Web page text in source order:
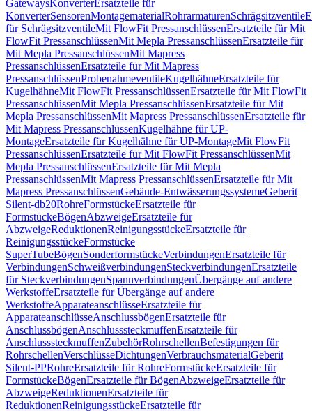
GatewaysKonverterErsatzteile für
KonverterSensorenMontagematerialRohrarmaturenSchrägsitzventile
für SchrägsitzventileMit FlowFit PressanschlüssenErsatzteile für Mit
FlowFit PressanschlüssenMit Mepla PressanschlüssenErsatzteile für
Mit Mepla PressanschlüssenMit Mapress
PressanschlüssenErsatzteile für Mit Mapress
PressanschlüssenProbenahmeventileKugelhähneErsatzteile für
KugelhähneMit FlowFit PressanschlüssenErsatzteile für Mit FlowFit
PressanschlüssenMit Mepla PressanschlüssenErsatzteile für Mit
Mepla PressanschlüssenMit Mapress PressanschlüssenErsatzteile für
Mit Mapress PressanschlüssenKugelhähne für UP-
MontageErsatzteile für Kugelhähne für UP-MontageMit FlowFit
PressanschlüssenErsatzteile für Mit FlowFit PressanschlüssenMit
Mepla PressanschlüssenErsatzteile für Mit Mepla
PressanschlüssenMit Mapress PressanschlüssenErsatzteile für Mit
Mapress PressanschlüssenGebäude-EntwässerungssystemeGeberit
Silent-db20RohreFormstückeErsatzteile für
FormstückeBögenAbzweigeErsatzteile für
AbzweigeReduktionenReinigungsstückeErsatzteile für
ReinigungsstückeFormstücke
SuperTubeBögenSonderformstückeVerbindungenErsatzteile für
VerbindungenSchweißverbindungenSteckverbindungenErsatzteile
für SteckverbindungenSpannverbindungenÜbergänge auf andere
WerkstoffeErsatzteile für Übergänge auf andere
WerkstoffeApparateanschlüsseErsatzteile für
ApparateanschlüsseAnschlussbögenErsatzteile für
AnschlussbögenAnschlusssteckmuffenErsatzteile für
AnschlusssteckmuffenZubehörRohrschellenBefestigungen für
RohrschellenVerschlüsseDichtungenVerbrauchsmaterialGeberit
Silent-PPRohreErsatzteile für RohreFormstückeErsatzteile für
FormstückeBögenErsatzteile für BögenAbzweigeErsatzteile für
AbzweigeReduktionenErsatzteile für
ReduktionenReinigungsstückeErsatzteile für